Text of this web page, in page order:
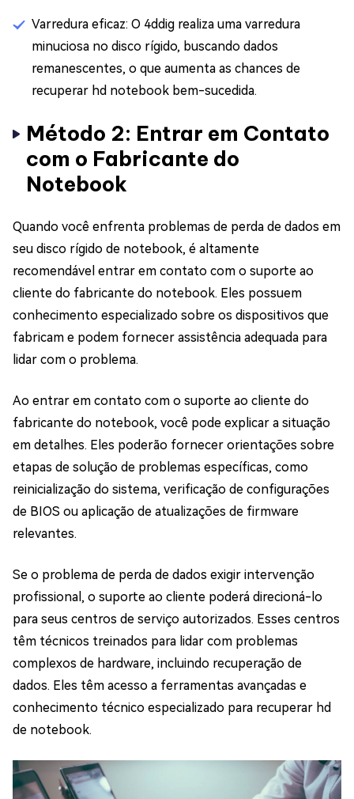
Varredura eficaz: O 4ddig realiza uma varredura
minuciosa no disco rígido, buscando dados
remanescentes, o que aumenta as chances de
recuperar hd notebook bem-sucedida.
Método 2: Entrar em Contato
com o Fabricante do
Notebook
Quando você enfrenta problemas de perda de dados em
seu disco rígido de notebook, é altamente
recomendável entrar em contato com o suporte ao
cliente do fabricante do notebook. Eles possuem
conhecimento especializado sobre os dispositivos que
fabricam e podem fornecer assistência adequada para
lidar com o problema.
Ao entrar em contato com o suporte ao cliente do
fabricante do notebook, você pode explicar a situação
em detalhes. Eles poderão fornecer orientações sobre
etapas de solução de problemas específicas, como
reinicialização do sistema, verificação de configurações
de BIOS ou aplicação de atualizações de firmware
relevantes.
Se o problema de perda de dados exigir intervenção
profissional, o suporte ao cliente poderá direcioná-lo
para seus centros de serviço autorizados. Esses centros
têm técnicos treinados para lidar com problemas
complexos de hardware, incluindo recuperação de
dados. Eles têm acesso a ferramentas avançadas e
conhecimento técnico especializado para recuperar hd
de notebook.